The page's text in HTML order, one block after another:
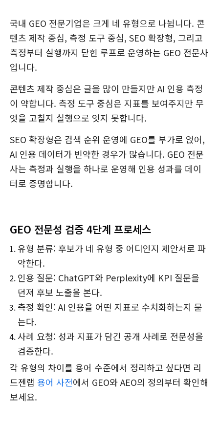
국내 GEO 전문기업은 크게 네 유형으로 나뉩니다. 콘
텐츠 제작 중심, 측정 도구 중심, SEO 확장형, 그리고
측정부터 실행까지 닫힌 루프로 운영하는 GEO 전문사
입니다.
콘텐츠 제작 중심은 글을 많이 만들지만 AI 인용 측정
이 약합니다. 측정 도구 중심은 지표를 보여주지만 무
엇을 고칠지 실행으로 잇지 못합니다.
SEO 확장형은 검색 순위 운영에 GEO를 부가로 얹어,
AI 인용 데이터가 빈약한 경우가 많습니다. GEO 전문
사는 측정과 실행을 하나로 운영해 인용 성과를 데이
터로 증명합니다.
GEO 전문성 검증 4단계 프로세스
유형 분류: 후보가 네 유형 중 어디인지 제안서로 파
악한다.
인용 질문: ChatGPT와 Perplexity에 KPI 질문을
던져 후보 노출을 본다.
측정 확인: AI 인용을 어떤 지표로 수치화하는지 묻
는다.
사례 요청: 성과 지표가 담긴 공개 사례로 전문성을
검증한다.
각 유형의 차이를 용어 수준에서 정리하고 싶다면 리
드젠랩 용어 사전에서 GEO와 AEO의 정의부터 확인해
보세요.